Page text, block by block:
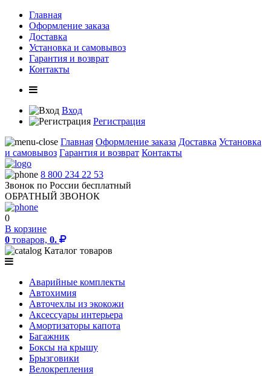
Главная
Оформление заказа
Доставка
Установка и самовывоз
Гарантия и возврат
Контакты
Вход
Регистрация
Главная Оформление заказа Доставка Установка
и самовывоз Гарантия и возврат Контакты
8 800 234 22 53
Звонок по России бесплатный
ОБРАТНЫЙ ЗВОНОК
0
В корзине
0 товаров, 0.
Каталог товаров
Аварийные комплекты
Автохимия
Авточехлы из экокожи
Аксессуары интерьера
Амортизаторы капота
Багажник
Боксы на крышу
Брызговики
Велокрепления